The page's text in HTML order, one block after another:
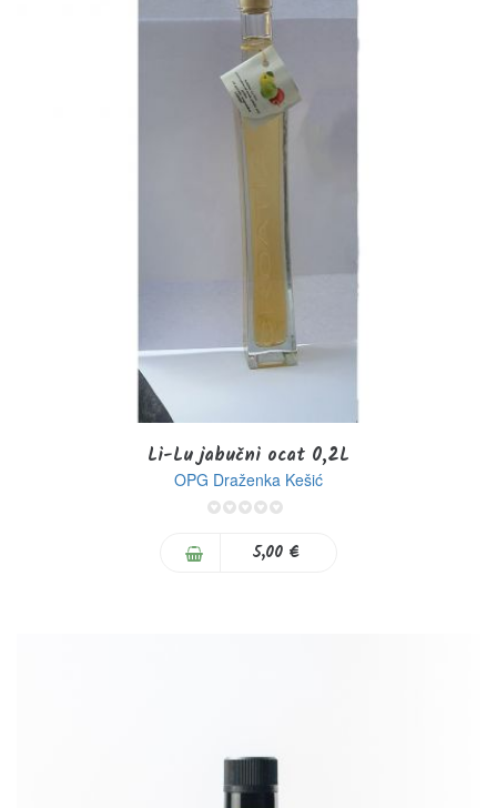
Li-Lu jabučni ocat 0,2L
OPG Draženka Kešić
5,00 €